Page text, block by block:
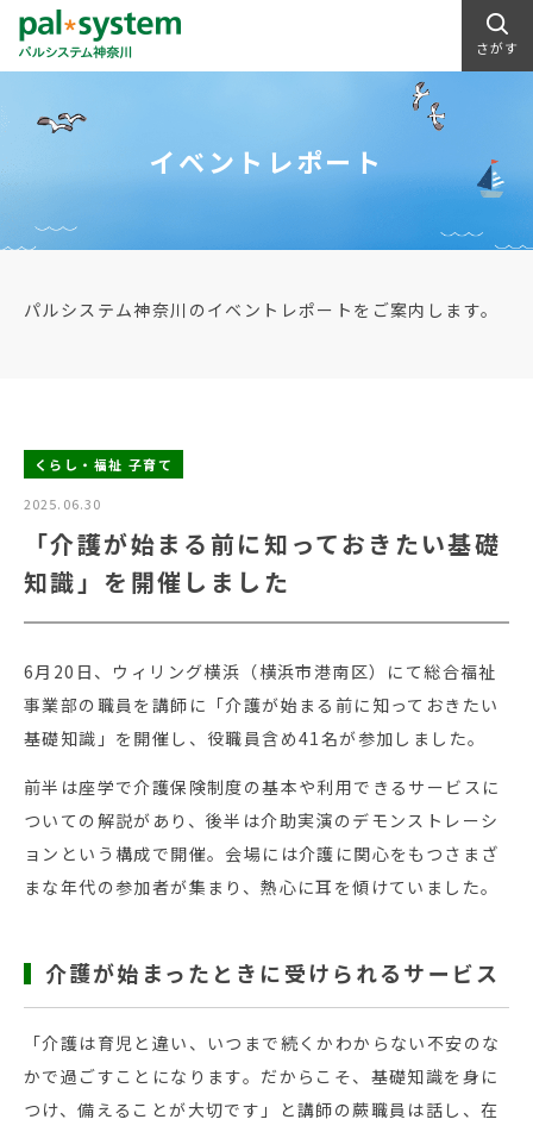
さがす
イベントレポート
パルシステム神奈川のイベントレポートをご案内します。
くらし・福祉 子育て
2025.06.30
「介護が始まる前に知っておきたい基礎
知識」を開催しました
6月20日、ウィリング横浜（横浜市港南区）にて総合福祉
事業部の職員を講師に「介護が始まる前に知っておきたい
基礎知識」を開催し、役職員含め41名が参加しました。
前半は座学で介護保険制度の基本や利用できるサービスに
ついての解説があり、後半は介助実演のデモンストレーシ
ョンという構成で開催。会場には介護に関心をもつさまざ
まな年代の参加者が集まり、熱心に耳を傾けていました。
介護が始まったときに受けられるサービス
「介護は育児と違い、いつまで続くかわからない不安のな
かで過ごすことになります。だからこそ、基礎知識を身に
つけ、備えることが大切です」と講師の蕨職員は話し、在